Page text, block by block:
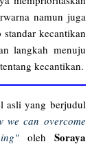
namun juga
standar kecantikan
langkah menuju
kecantikan.
asli yang berjudul
we can overcome
oleh Soraya